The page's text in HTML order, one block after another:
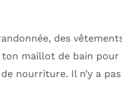
des
maillot de bain pour
nourriture. Il n’y a